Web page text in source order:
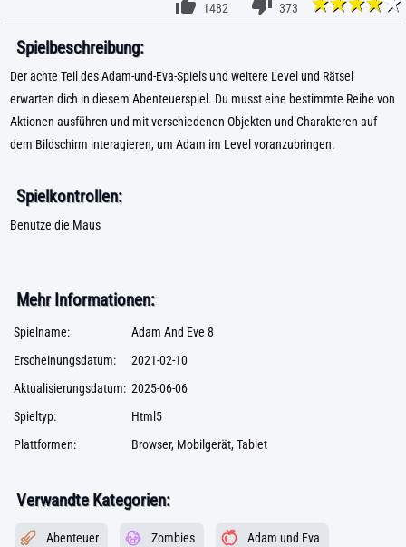
1482 373
Spielbeschreibung:
Der achte Teil des Adam-und-Eva-Spiels und weitere Level und Rätsel
erwarten dich in diesem Abenteuerspiel. Du musst eine bestimmte Reihe von
Aktionen ausführen und mit verschiedenen Objekten und Charakteren auf
dem Bildschirm interagieren, um Adam im Level voranzubringen.
Spielkontrollen:
Benutze die Maus
Mehr Informationen:
Spielname:
Adam And Eve 8
Erscheinungsdatum:
2021-02-10
Aktualisierungsdatum: 2025-06-06
Spieltyp:
Html5
Plattformen:
Browser, Mobilgerät, Tablet
Verwandte Kategorien:
Abenteuer Zombies Adam und Eva